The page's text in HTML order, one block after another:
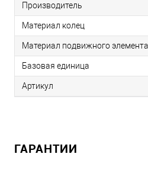
Производитель
Материал колец
Материал подвижного элемента
Базовая единица
Артикул
ГАРАНТИИ